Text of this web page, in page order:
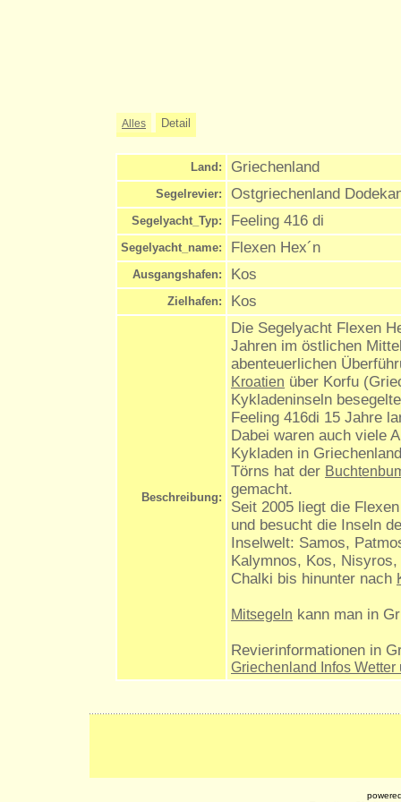
Alles Detail
Land: Griechenland
Segelrevier: Ostgriechenland
Segelyacht_Typ: Feeling 416 di
Segelyacht_name: Flexen Hex´n
Ausgangshafen: Kos
Zielhafen: Kos
Beschreibung:
Die Segelyacht Flexen
Jahren im östlichen
abenteuerlichen
Kroatien über Korfu
Kykladeninseln
Feeling 416di 15 Jahre
Dabei waren auch viele
Kykladen in
Törns hat der
gemacht.
Seit 2005 liegt die
und besucht die Inseln
Inselwelt: Samos,
Kalymnos, Kos,
Chalki bis hinunter nach
Mitsegeln kann man in
Revierinformationen in
Griechenland Infos Wetter